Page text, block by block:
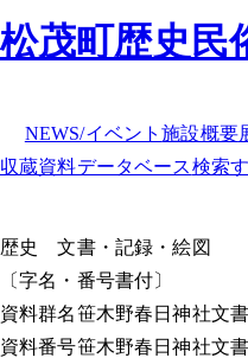
松茂町歴史民
NEWS/イベント施設概要
収蔵資料データベース検索
歴史
文書・記録・絵図
〔字名・番号書付〕
資料群名笹木野春日神社文書
資料番号笹木野春日神社文